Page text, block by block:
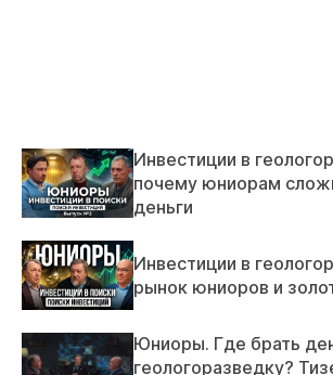
Инвестиции в
почему юниорам
деньги
Инвестиции в
рынок юниоров и
Юниоры. Где брать
геологоразведку?